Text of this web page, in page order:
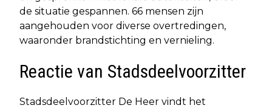
de situatie gespannen. 66 mensen zijn
aangehouden voor diverse overtredingen,
waaronder brandstichting en vernieling.
Reactie van Stadsdeelvoorzitter
Stadsdeelvoorzitter De Heer vindt het